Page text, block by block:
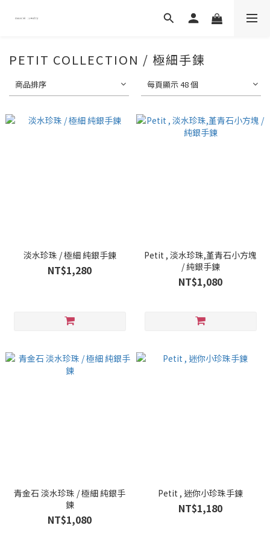
PETIT COLLECTION / 極細手鍊
商品排序 每頁顯示 48 個
淡水珍珠 / 極細 純銀手鍊
NT$1,280
Petit , 淡水珍珠,堇青石小方塊
/ 純銀手鍊
NT$1,080
青金石 淡水珍珠 / 極細 純銀手
鍊
NT$1,080
Petit , 迷你小珍珠手鍊
NT$1,180